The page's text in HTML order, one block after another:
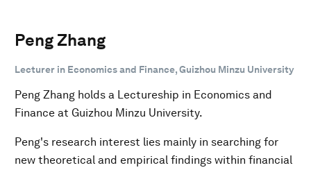
Peng Zhang
Lecturer in Economics and Finance, Guizhou Minzu University
Peng Zhang holds a Lectureship in Economics and
Finance at Guizhou Minzu University.
Peng's research interest lies mainly in searching for
new theoretical and empirical findings within financial